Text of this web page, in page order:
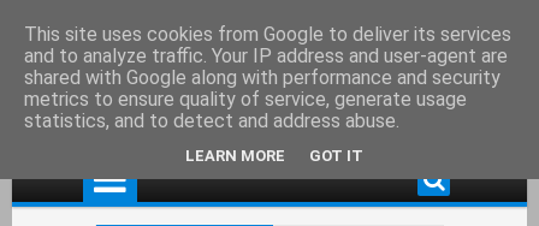
This site uses cookies from Google to deliver its services
and to analyze traffic. Your IP address and user-agent are
shared with Google along with performance and security
metrics to ensure quality of service, generate usage
statistics, and to detect and address abuse.
LEARN MORE GOT IT